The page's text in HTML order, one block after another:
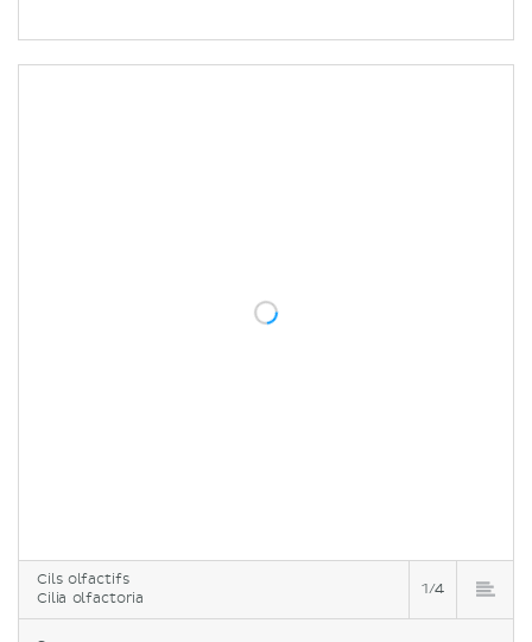
Cils olfactifs
Cilia olfactoria
1/4